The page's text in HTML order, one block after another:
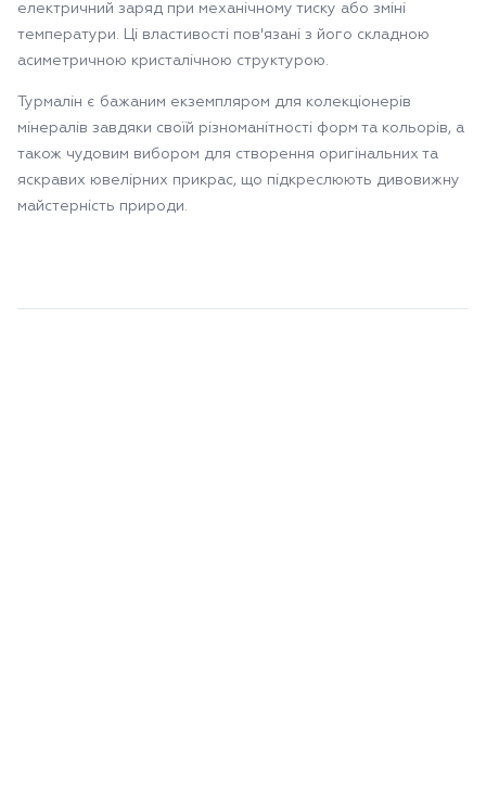
електричний заряд при механічному тиску або зміні
температури. Ці властивості пов'язані з його складною
асиметричною кристалічною структурою.
Турмалін є бажаним екземпляром для колекціонерів
мінералів завдяки своїй різноманітності форм та кольорів, а
також чудовим вибором для створення оригінальних та
яскравих ювелірних прикрас, що підкреслюють дивовижну
майстерність природи.